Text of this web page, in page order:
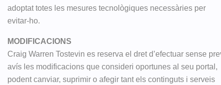
adoptat totes les mesures tecnològiques necessàries per
evitar-ho.
MODIFICACIONS
Craig Warren Tostevin es reserva el dret d’efectuar sense
avís les modificacions que consideri oportunes al seu portal,
podent canviar, suprimir o afegir tant els continguts i serveis